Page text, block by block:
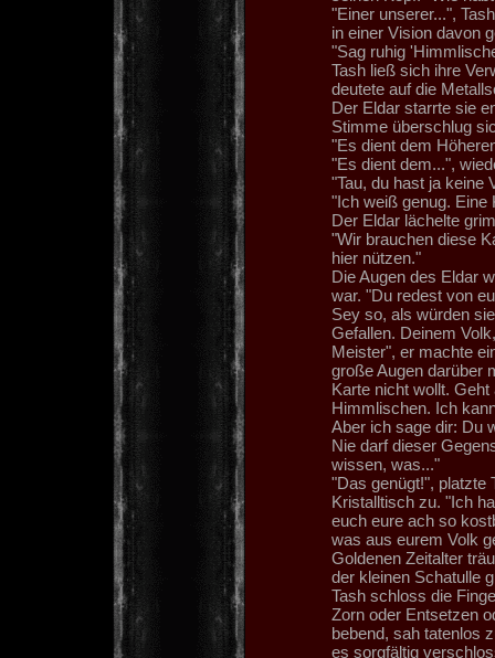
"Einer unserer...",
in einer Vision davon
"Sag ruhig
Tash ließ sich ihre
deutete auf die
Der Eldar starrte sie
Stimme überschlug
"Es dient dem
"Es dient dem...",
"Tau, du hast ja keine
"Ich weiß genug. Eine
Der Eldar lächelte
"Wir brauchen diese
hier nützen."
Die Augen des Eldar
war. "Du redest von
Sey so, als würden
Gefallen. Deinem
Meister", er machte
große Augen darüber
Karte nicht wollt.
Himmlischen. Ich
Aber ich sage dir: Du
Nie darf dieser
wissen, was..."
"Das genügt!", platzte
Kristalltisch zu. "Ich
euch eure ach so
was aus eurem Volk
Goldenen Zeitalter
der kleinen Schatulle
Tash schloss die
Zorn oder Entsetzen
bebend, sah tatenlos
es sorgfältig